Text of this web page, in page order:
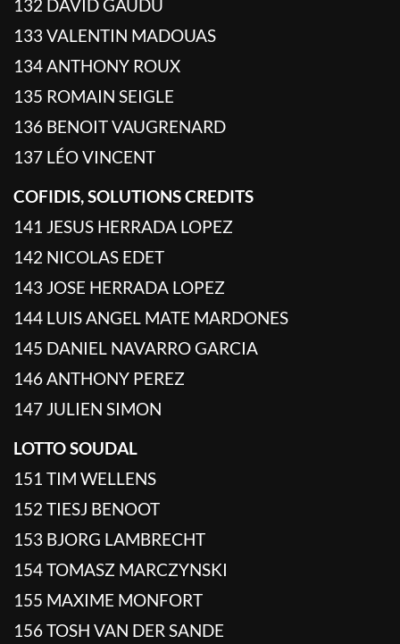
132 DAVID GAUDU
133 VALENTIN MADOUAS
134 ANTHONY ROUX
135 ROMAIN SEIGLE
136 BENOIT VAUGRENARD
137 LÉO VINCENT
COFIDIS, SOLUTIONS CREDITS
141 JESUS HERRADA LOPEZ
142 NICOLAS EDET
143 JOSE HERRADA LOPEZ
144 LUIS ANGEL MATE MARDONES
145 DANIEL NAVARRO GARCIA
146 ANTHONY PEREZ
147 JULIEN SIMON
LOTTO SOUDAL
151 TIM WELLENS
152 TIESJ BENOOT
153 BJORG LAMBRECHT
154 TOMASZ MARCZYNSKI
155 MAXIME MONFORT
156 TOSH VAN DER SANDE